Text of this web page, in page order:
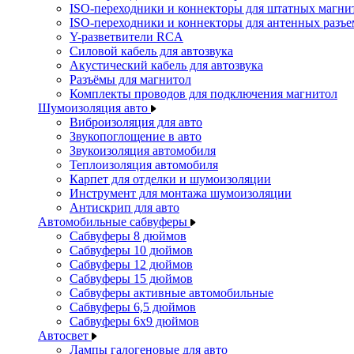
ISO-переходники и коннекторы для штатных
ISO-переходники и коннекторы для антенных
Y-разветвители RCA
Силовой кабель для автозвука
Акустический кабель для автозвука
Разъёмы для магнитол
Комплекты проводов для подключения магнитол
Шумоизоляция авто
Виброизоляция для авто
Звукопоглощение в авто
Звукоизоляция автомобиля
Теплоизоляция автомобиля
Карпет для отделки и шумоизоляции
Инструмент для монтажа шумоизоляции
Антискрип для авто
Автомобильные сабвуферы
Сабвуферы 8 дюймов
Сабвуферы 10 дюймов
Сабвуферы 12 дюймов
Сабвуферы 15 дюймов
Сабвуферы активные автомобильные
Сабвуферы 6,5 дюймов
Сабвуферы 6x9 дюймов
Автосвет
Лампы галогеновые для авто